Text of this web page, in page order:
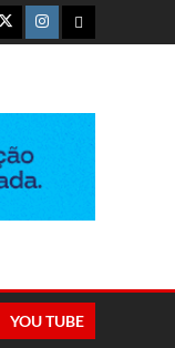
YOU TUBE